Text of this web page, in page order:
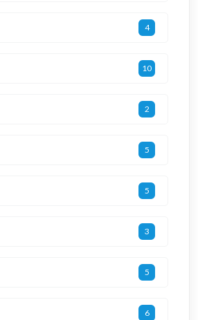
4
10
2
5
5
3
5
6